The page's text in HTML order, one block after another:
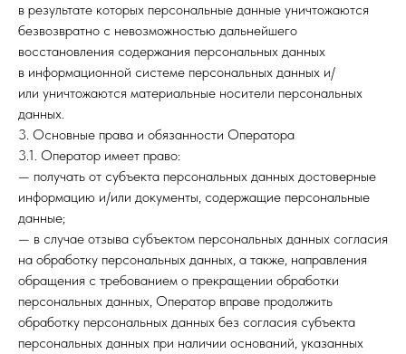
в результате которых персональные данные уничтожаются
безвозвратно с невозможностью дальнейшего
восстановления содержания персональных данных
в информационной системе персональных данных и/
или уничтожаются материальные носители персональных
данных.
3. Основные права и обязанности Оператора
3.1. Оператор имеет право:
— получать от субъекта персональных данных достоверные
информацию и/или документы, содержащие персональные
данные;
— в случае отзыва субъектом персональных данных согласия
на обработку персональных данных, а также, направления
обращения с требованием о прекращении обработки
персональных данных, Оператор вправе продолжить
обработку персональных данных без согласия субъекта
персональных данных при наличии оснований, указанных